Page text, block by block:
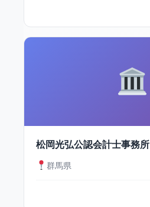
松岡光弘公認会計士事務所
群馬県